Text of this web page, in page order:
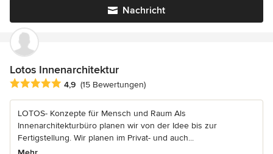
Nachricht
Lotos Innenarchitektur
Durchschnittliche Bewertung: 4.9 von 5 Sternen
4,9 (15 Bewertungen)
LOTOS- Konzepte für Mensch und Raum Als
Innenarchitekturbüro planen wir von der Idee bis zur
Fertigstellung. Wir planen im Privat- und auch...